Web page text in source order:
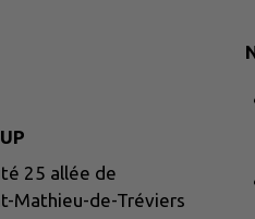
25 allée de
Mathieu-de-Tréviers